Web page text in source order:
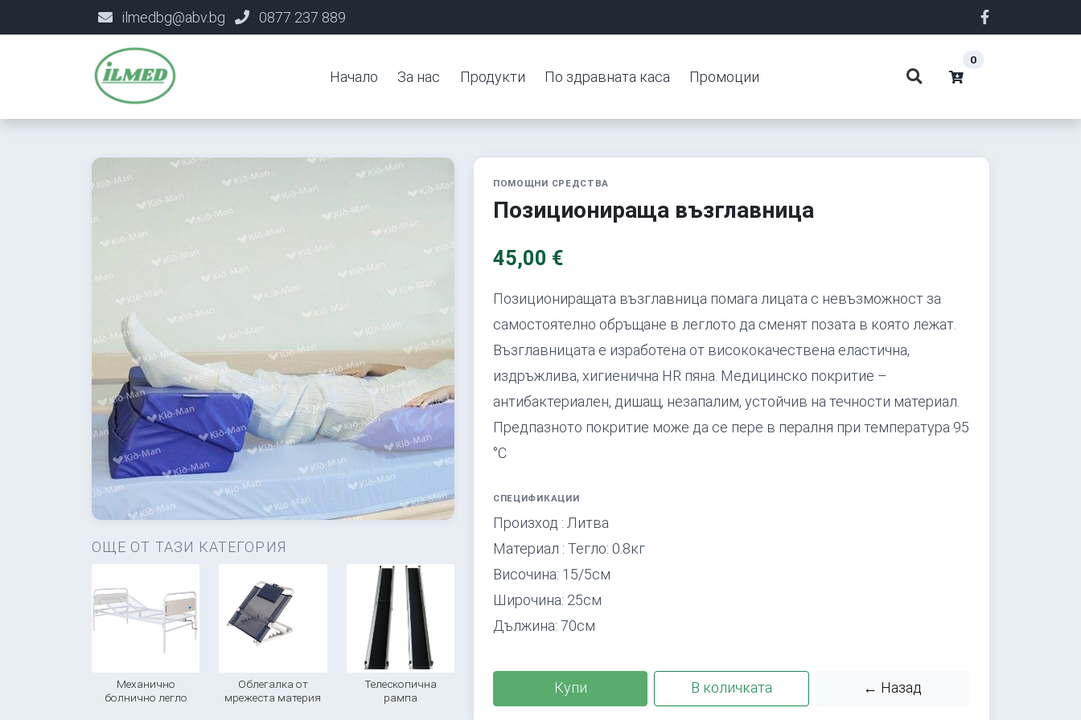
ilmedbg@abv.bg 0877 237 889
Начало За нас Продукти По здравната каса Промоции
0
ОЩЕ ОТ ТАЗИ КАТЕГОРИЯ
Механично
болнично легло
Облегалка от
мрежеста материя
Телескопична
рампа
ПОМОЩНИ СРЕДСТВА
Позиционираща възглавница
45,00 €
Позициониращата възглавница помага лицата с невъзможност за
самостоятелно обръщане в леглото да сменят позата в която лежат.
Възглавницата е изработена от висококачествена еластична,
издръжлива, хигиенична HR пяна. Медицинско покритие –
антибактериален, дишащ, незапалим, устойчив на течности материал.
Предпазното покритие може да се пере в пералня при температура 95
°C
СПЕЦИФИКАЦИИ
Произход : Литва
Материал : Тегло: 0.8кг
Височина: 15/5см
Широчина: 25см
Дължина: 70см
Купи В количката ← Назад